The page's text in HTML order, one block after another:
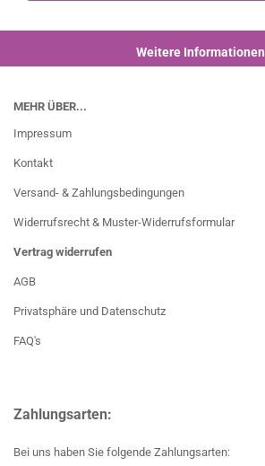
Weitere Informationen
MEHR ÜBER...
Impressum
Kontakt
Versand- & Zahlungsbedingungen
Widerrufsrecht & Muster-Widerrufsformular
Vertrag widerrufen
AGB
Privatsphäre und Datenschutz
FAQ's
Zahlungsarten:
Bei uns haben Sie folgende Zahlungsarten: